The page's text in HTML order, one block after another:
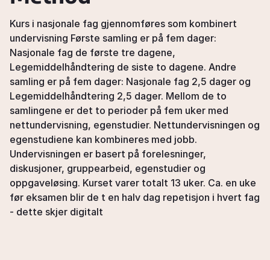
Kurs i nasjonale fag gjennomføres som kombinert
undervisning Første samling er på fem dager:
Nasjonale fag de første tre dagene,
Legemiddelhåndtering de siste to dagene. Andre
samling er på fem dager: Nasjonale fag 2,5 dager og
Legemiddelhåndtering 2,5 dager. Mellom de to
samlingene er det to perioder på fem uker med
nettundervisning, egenstudier. Nettundervisningen og
egenstudiene kan kombineres med jobb.
Undervisningen er basert på forelesninger,
diskusjoner, gruppearbeid, egenstudier og
oppgaveløsing. Kurset varer totalt 13 uker. Ca. en uke
før eksamen blir de t en halv dag repetisjon i hvert fag
- dette skjer digitalt